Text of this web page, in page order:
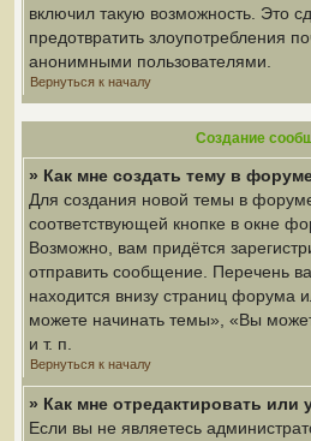
включил такую возможность. Это
предотвратить злоупотребления
анонимными пользователями.
Вернуться к началу
Создание
» Как мне создать тему в
Для создания новой темы в
соответствующей кнопке в окне
Возможно, вам придётся
отправить сообщение. Перечень
находится внизу страниц
можете начинать темы», «Вы
и т. п.
Вернуться к началу
» Как мне отредактировать или
Если вы не являетесь